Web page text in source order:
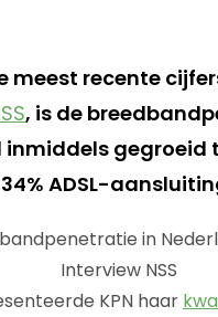
meest recente
, is de
inmiddels gegroeid
ADSL-
KPN haar